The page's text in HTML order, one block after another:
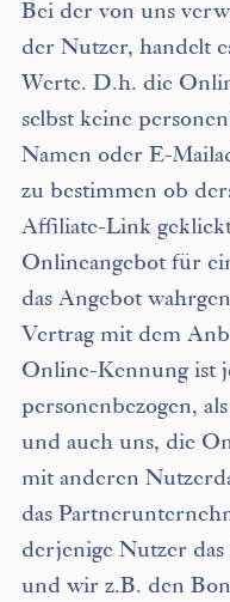
Bei der von uns
der Nutzer, handelt
Werte. D.h. die
selbst keine
Namen oder E-
zu bestimmen ob
Affiliate-Link
Onlineangebot für
das Angebot
Vertrag mit dem
Online-Kennung ist
personenbezogen,
und auch uns, die
mit anderen
das
derjenige Nutzer
und wir z.B. den